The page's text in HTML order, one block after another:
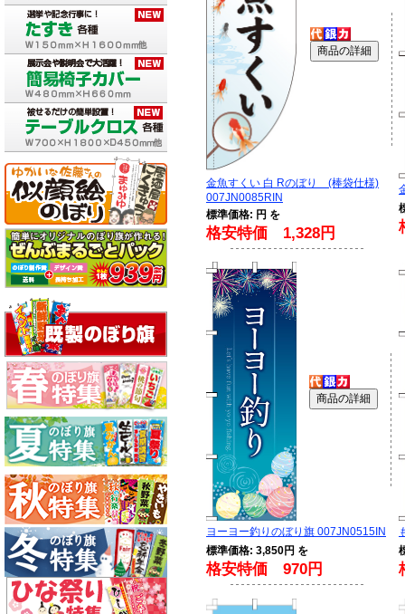
金魚すくい 白 Rのぼり (棒袋仕様)
007JN0085RIN
標準価格: 円 を
格安特価 1,328円
ヨーヨー釣りのぼり旗 007JN0515IN
標準価格: 3,850円 を
格安特価 970円